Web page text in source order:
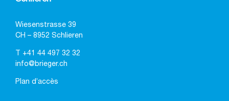
Wiesenstrasse 39
CH – 8952 Schlieren
+41 44 497 32 32
info@brieger.ch
Plan d’accès